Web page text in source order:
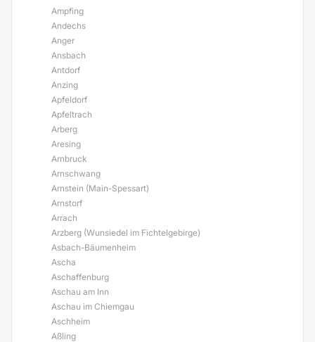
Ampfing
Andechs
Anger
Ansbach
Antdorf
Anzing
Apfeldorf
Apfeltrach
Arberg
Aresing
Arnbruck
Arnschwang
Arnstein (Main-Spessart)
Arnstorf
Arrach
Arzberg (Wunsiedel im Fichtelgebirge)
Asbach-Bäumenheim
Ascha
Aschaffenburg
Aschau am Inn
Aschau im Chiemgau
Aschheim
Aßling